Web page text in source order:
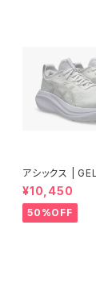
アシックス |
| WHITE/
en
¥10,450
50%OFF